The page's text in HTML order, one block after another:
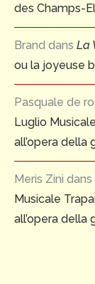
des Champs-
Brand dans La
ou la joyeuse
Pasquale de
Luglio
all’opera della
Meris Zini dans
Musicale
all’opera della